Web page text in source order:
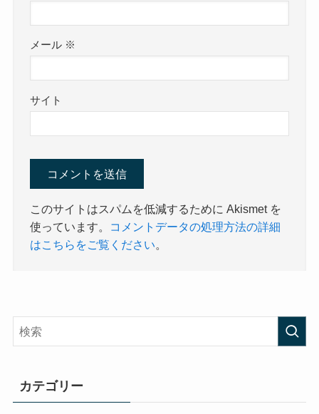
メール ※
サイト
このサイトはスパムを低減するために Akismet を
使っています。
コメントデータの処理方法の詳細
はこちらをご覧ください。
カテゴリー